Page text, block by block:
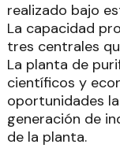
realizado bajo
La capacidad
tres centrales
La planta de
científicos y
oportunidades
generación de
de la planta.